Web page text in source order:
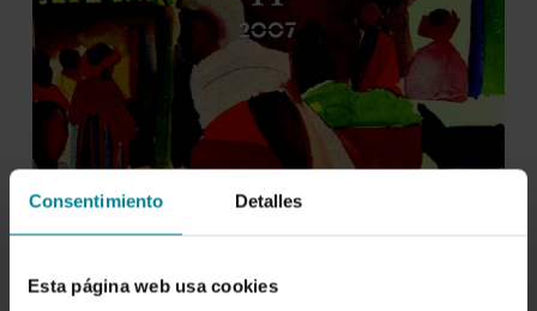
Consentimiento Detalles
Esta página web usa cookies